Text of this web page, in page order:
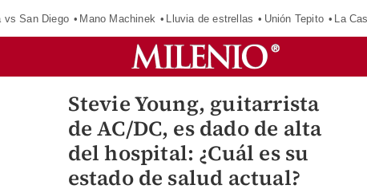
vs San Diego Mano Machinek Lluvia de estrellas Unión Tepito La
Stevie Young, guitarrista
de AC/DC, es dado de alta
del hospital: ¿Cuál es su
estado de salud actual?